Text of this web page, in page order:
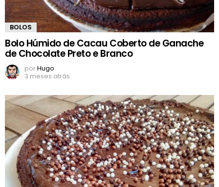
BOLOS
Bolo Húmido de Cacau Coberto de Ganache
de Chocolate Preto e Branco
porHugo
3 meses atrás